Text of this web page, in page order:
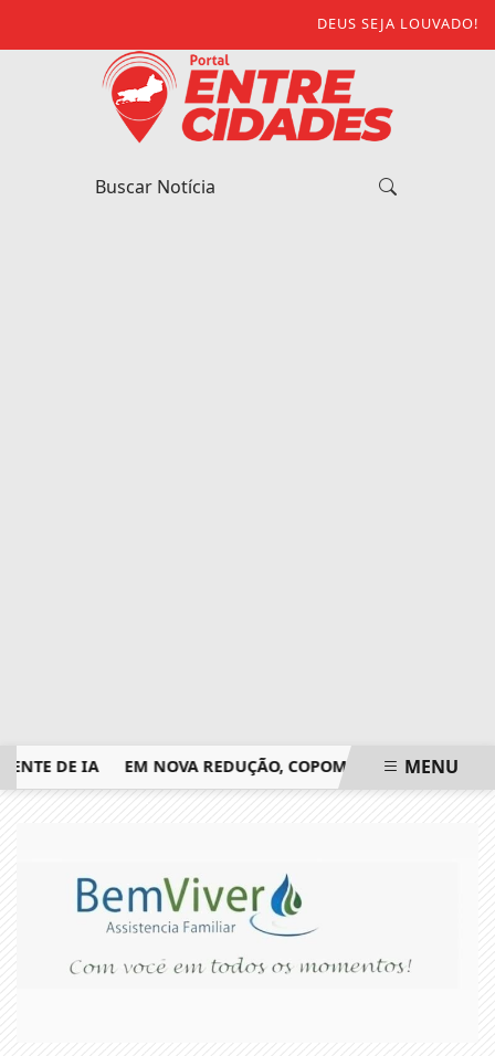
DEUS SEJA LOUVADO!
DE IA EM NOVA REDUÇÃO, COPOM BAIXA TAXA SELIC
MENU